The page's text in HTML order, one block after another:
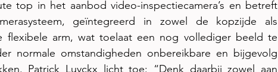
top in het aanbod video-inspectiecamera’s en betreft
geïntegreerd in zowel de kopzijde als
flexibele arm, wat toelaat een nog vollediger beeld te
normale omstandigheden onbereikbare en bijgevolg
Patrick Luyckx licht toe: “Denk daarbij zowel aan